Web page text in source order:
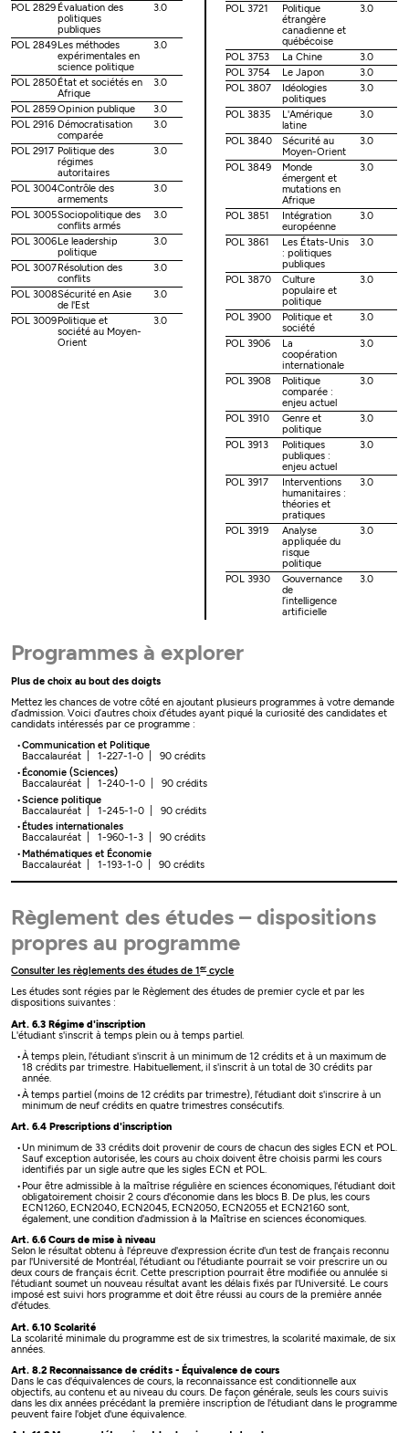
POL 2829 Évaluation des
politiques
publiques
3.0
POL 2849Les méthodes
expérimentales en
science politique
3.0
POL 2850État et sociétés en
Afrique
3.0
POL 2859Opinion publique
3.0
POL 2916 Démocratisation
comparée
3.0
POL 2917 Politique des
régimes
autoritaires
3.0
POL 3004Contrôle des
armements
3.0
POL 3005Sociopolitique des
conflits armés
3.0
POL 3006Le leadership
politique
3.0
POL 3007Résolution des
conflits
3.0
POL 3008Sécurité en Asie
de l'Est
3.0
POL 3009Politique et
société au Moyen-
Orient
3.0
POL 3721
Politique
étrangère
canadienne et
québécoise
3.0
POL 3753 La Chine
3.0
POL 3754
Le Japon
3.0
POL 3807
Idéologies
politiques
3.0
POL 3835
L'Amérique
latine
3.0
POL 3840
Sécurité au
Moyen-Orient
3.0
POL 3849
Monde
émergent et
mutations en
Afrique
3.0
POL 3851
Intégration
européenne
3.0
POL 3861
Les États-Unis
: politiques
publiques
3.0
POL 3870
Culture
populaire et
politique
3.0
POL 3900
Politique et
société
3.0
POL 3906
La
coopération
internationale
3.0
POL 3908
Politique
comparée :
enjeu actuel
3.0
POL 3910
Genre et
politique
3.0
POL 3913
Politiques
publiques :
enjeu actuel
3.0
POL 3917
Interventions
humanitaires :
théories et
pratiques
3.0
POL 3919
Analyse
appliquée du
risque
politique
3.0
POL 3930
Gouvernance
de
l’intelligence
artificielle
3.0
Programmes à explorer
Plus de choix au bout des doigts
Mettez les chances de votre côté en ajoutant plusieurs programmes à votre demande
d’admission. Voici d’autres choix d’études ayant piqué la curiosité des candidates et
candidats intéressés par ce programme :
Communication et Politique
Baccalauréat | 1-227-1-0 | 90 crédits
Économie (Sciences)
Baccalauréat | 1-240-1-0 | 90 crédits
Science politique
Baccalauréat | 1-245-1-0 | 90 crédits
Études internationales
Baccalauréat | 1-960-1-3 | 90 crédits
Mathématiques et Économie
Baccalauréat | 1-193-1-0 | 90 crédits
Règlement des études – dispositions
propres au programme
Consulter les règlements des études de 1ercycle
Les études sont régies par le Règlement des études de premier cycle et par les
dispositions suivantes :
Art. 6.3 Régime d'inscription
L'étudiant s'inscrit à temps plein ou à temps partiel.
À temps plein, l'étudiant s'inscrit à un minimum de 12 crédits et à un maximum de
18 crédits par trimestre. Habituellement, il s'inscrit à un total de 30 crédits par
année.
À temps partiel (moins de 12 crédits par trimestre), l'étudiant doit s'inscrire à un
minimum de neuf crédits en quatre trimestres consécutifs.
Art. 6.4 Prescriptions d'inscription
Un minimum de 33 crédits doit provenir de cours de chacun des sigles ECN et POL.
Sauf exception autorisée, les cours au choix doivent être choisis parmi les cours
identifiés par un sigle autre que les sigles ECN et POL.
Pour être admissible à la maîtrise régulière en sciences économiques, l'étudiant doit
obligatoirement choisir 2 cours d'économie dans les blocs B. De plus, les cours
ECN1260, ECN2040, ECN2045, ECN2050, ECN2055 et ECN2160 sont,
également, une condition d'admission à la Maîtrise en sciences économiques.
Art. 6.6 Cours de mise à niveau
Selon le résultat obtenu à l'épreuve d'expression écrite d'un test de français reconnu
par l'Université de Montréal, l'étudiant ou l'étudiante pourrait se voir prescrire un ou
deux cours de français écrit. Cette prescription pourrait être modifiée ou annulée si
l'étudiant soumet un nouveau résultat avant les délais fixés par l'Université. Le cours
imposé est suivi hors programme et doit être réussi au cours de la première année
d'études.
Art. 6.10 Scolarité
La scolarité minimale du programme est de six trimestres, la scolarité maximale, de six
années.
Art. 8.2 Reconnaissance de crédits - Équivalence de cours
Dans le cas d'équivalences de cours, la reconnaissance est conditionnelle aux
objectifs, au contenu et au niveau du cours. De façon générale, seuls les cours suivis
dans les dix années précédant la première inscription de l'étudiant dans le programme
peuvent faire l'objet d'une équivalence.